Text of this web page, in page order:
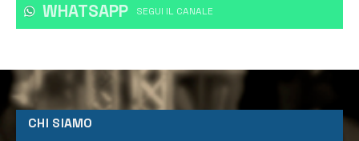
WHATSAPP ‎SEGUI IL CANALE
CHI SIAMO